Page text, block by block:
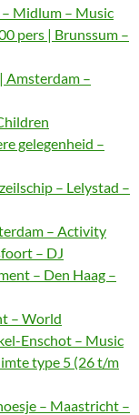
Midlum – Music
pers | Brunssum –
Amsterdam –
gelegenheid –
– Lelystad –
– Activity
– DJ
– Den Haag –
– World
Enschot – Music
type 5 (26 t/m
– Maastricht –